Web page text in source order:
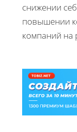
снижении
повышении
компаний на